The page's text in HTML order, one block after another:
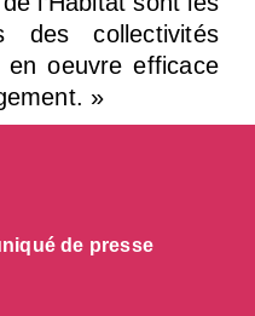
des collectivités
en oeuvre efficace
»
de presse